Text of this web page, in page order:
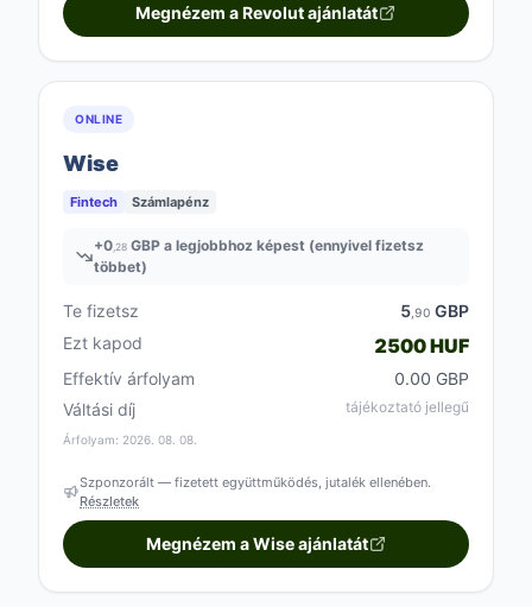
Megnézem a Revolut ajánlatát
ONLINE
Wise
Fintech Számlapénz
+0 ,28 GBP a legjobbhoz képest (ennyivel fizetsz
többet)
Te fizetsz 5 ,90 GBP
Ezt kapod
2500 HUF
Effektív árfolyam
0.00 GBP
Váltási díj
tájékoztató jellegű
Árfolyam: 2026. 08. 08.
Szponzorált — fizetett együttműködés, jutalék ellenében.
Részletek
Megnézem a Wise ajánlatát